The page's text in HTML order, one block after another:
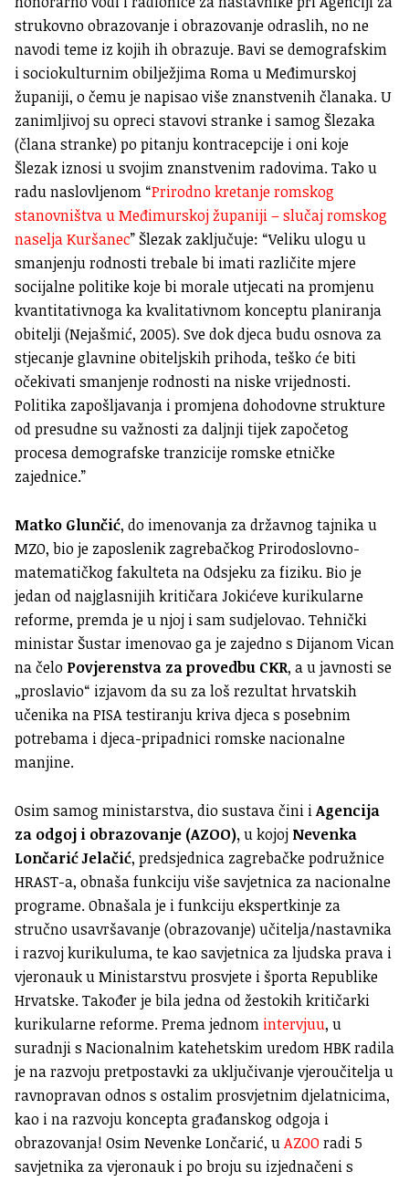
strukovno obrazovanje i obrazovanje odraslih, no ne
navodi teme iz kojih ih obrazuje. Bavi se demografskim
i sociokulturnim obilježjima Roma u Međimurskoj
županiji, o čemu je napisao više znanstvenih članaka. U
zanimljivoj su opreci stavovi stranke i samog Šlezaka
(člana stranke) po pitanju kontracepcije i oni koje
Šlezak iznosi u svojim znanstvenim radovima. Tako u
radu naslovljenom “Prirodno kretanje romskog
stanovništva u Međimurskoj županiji – slučaj romskog
naselja Kuršanec” Šlezak zaključuje: “Veliku ulogu u
smanjenju rodnosti trebale bi imati različite mjere
socijalne politike koje bi morale utjecati na promjenu
kvantitativnoga ka kvalitativnom konceptu planiranja
obitelji (Nejašmić, 2005). Sve dok djeca budu osnova za
stjecanje glavnine obiteljskih prihoda, teško će biti
očekivati smanjenje rodnosti na niske vrijednosti.
Politika zapošljavanja i promjena dohodovne strukture
od presudne su važnosti za daljnji tijek započetog
procesa demografske tranzicije romske etničke
zajednice.”
Matko Glunčić, do imenovanja za državnog tajnika u
MZO, bio je zaposlenik zagrebačkog Prirodoslovno-
matematičkog fakulteta na Odsjeku za fiziku. Bio je
jedan od najglasnijih kritičara Jokićeve kurikularne
reforme, premda je u njoj i sam sudjelovao. Tehnički
ministar Šustar imenovao ga je zajedno s Dijanom Vican
na čelo Povjerenstva za provedbu CKR, a u javnosti se
„proslavio“ izjavom da su za loš rezultat hrvatskih
učenika na PISA testiranju kriva djeca s posebnim
potrebama i djeca-pripadnici romske nacionalne
manjine.
Osim samog ministarstva, dio sustava čini iAgencija
za odgoj i obrazovanje (AZOO),u kojoj Nevenka
Lončarić Jelačić, predsjednica zagrebačke podružnice
HRAST-a, obnaša funkciju više savjetnica za nacionalne
programe. Obnašala je i funkciju ekspertkinje za
stručno usavršavanje (obrazovanje) učitelja/nastavnika
i razvoj kurikuluma, te kao savjetnica za ljudska prava i
vjeronauk u Ministarstvu prosvjete i športa Republike
Hrvatske. Također je bila jedna od žestokih kritičarki
kurikularne reforme. Prema jednom intervjuu, u
suradnji s Nacionalnim katehetskim uredom HBK radila
je na razvoju pretpostavki za uključivanje vjeroučitelja u
ravnopravan odnos s ostalim prosvjetnim djelatnicima,
kao i na razvoju koncepta građanskog odgoja i
obrazovanja! Osim Nevenke Lončarić, uAZOOradi 5
savjetnika za vjeronauk i po broju su izjednačeni s